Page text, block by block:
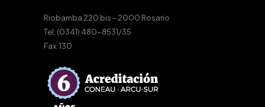
Riobamba 220 bis – 2000 Rosario
Tel: (0341) 480-8531/35
Fax: 130